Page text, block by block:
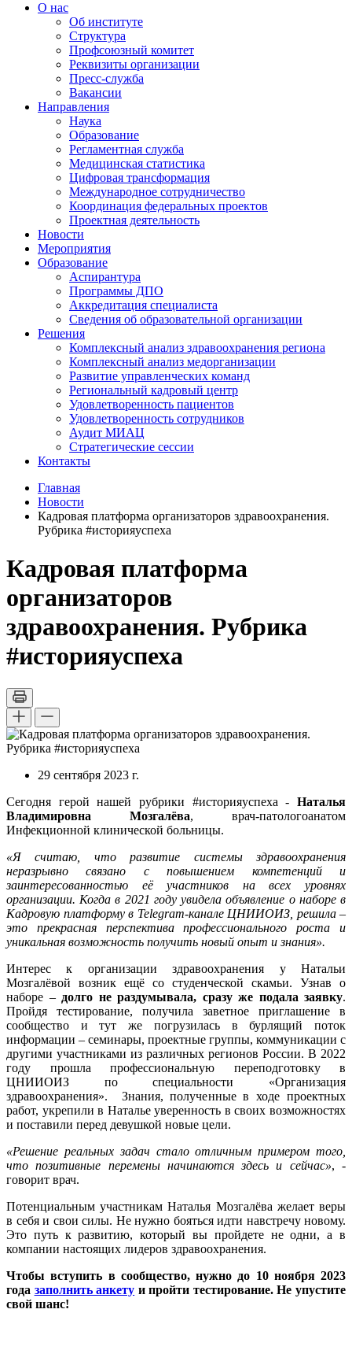
О нас
Об институте
Структура
Профсоюзный комитет
Реквизиты организации
Пресс-служба
Вакансии
Направления
Наука
Образование
Регламентная служба
Медицинская статистика
Цифровая трансформация
Международное сотрудничество
Координация федеральных проектов
Проектная деятельность
Новости
Мероприятия
Образование
Аспирантура
Программы ДПО
Аккредитация специалиста
Сведения об образовательной организации
Решения
Комплексный анализ здравоохранения региона
Комплексный анализ медорганизации
Развитие управленческих команд
Региональный кадровый центр
Удовлетворенность пациентов
Удовлетворенность сотрудников
Аудит МИАЦ
Стратегические сессии
Контакты
Главная
Новости
Кадровая платформа организаторов здравоохранения.
Рубрика #историяуспеха
Кадровая платформа
организаторов
здравоохранения. Рубрика
#историяуспеха
29 сентября 2023 г.
Сегодня герой нашей рубрики #историяуспеха - Наталья
Владимировна Мозгалёва, врач-патологоанатом
Инфекционной клинической больницы.
«Я считаю, что развитие системы здравоохранения
неразрывно связано с повышением компетенций и
заинтересованностью её участников на всех уровнях
организации. Когда в 2021 году увидела объявление о наборе в
Кадровую платформу в Telegram-канале ЦНИИОИЗ, решила –
это прекрасная перспектива профессионального роста и
уникальная возможность получить новый опыт и знания».
Интерес к организации здравоохранения у Натальи
Мозгалёвой возник ещё со студенческой скамьи. Узнав о
наборе – долго не раздумывала, сразу же подала заявку.
Пройдя тестирование, получила заветное приглашение в
сообщество и тут же погрузилась в бурлящий поток
информации – семинары, проектные группы, коммуникации с
другими участниками из различных регионов России. В 2022
году прошла профессиональную переподготовку в
ЦНИИОИЗ по специальности «Организация
здравоохранения». Знания, полученные в ходе проектных
работ, укрепили в Наталье уверенность в своих возможностях
и поставили перед девушкой новые цели.
«Решение реальных задач стало отличным примером того,
что позитивные перемены начинаются здесь и сейчас», -
говорит врач.
Потенциальным участникам Наталья Мозгалёва желает веры
в себя и свои силы. Не нужно бояться идти навстречу новому.
Это путь к развитию, который вы пройдете не одни, а в
компании настоящих лидеров здравоохранения.
Чтобы вступить в сообщество, нужно до 10 ноября 2023
года заполнить анкету и пройти тестирование. Не упустите
свой шанс!